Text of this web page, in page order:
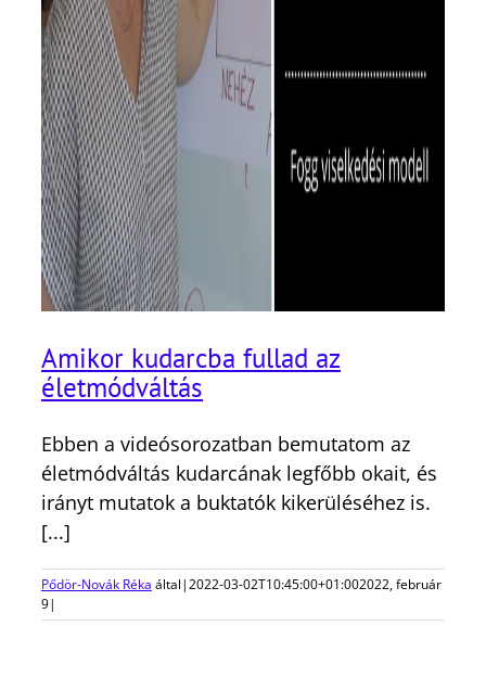
Amikor kudarcba fullad az
életmódváltás
Ebben a videósorozatban bemutatom az
életmódváltás kudarcának legfőbb okait, és
irányt mutatok a buktatók kikerüléséhez is.
[...]
Pődör-Novák Réka által|2022-03-02T10:45:00+01:002022, február
9|